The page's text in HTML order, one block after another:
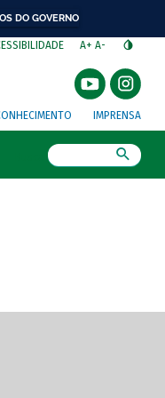
DO GOVERNO
A+ A-
IMPRENSA